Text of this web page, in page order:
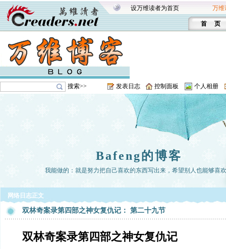
设万维读者为首页 万维
首 页
搜索>> 发表日志 控制面板 个人相册
Bafeng的博客
我能做的：就是努力把自己喜欢的东西写出来，希望别人也能够喜
网络日志正文
双林奇案录第四部之神女复仇记： 第二十九节
双林奇案录第四部之神女复仇记